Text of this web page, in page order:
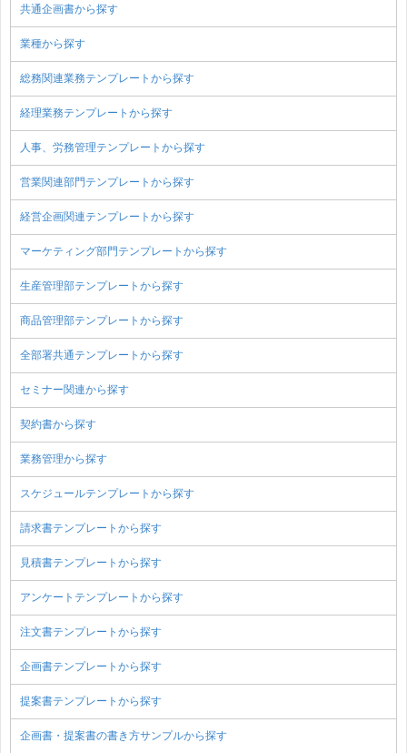
共通企画書から探す
業種から探す
総務関連業務テンプレートから探す
経理業務テンプレートから探す
人事、労務管理テンプレートから探す
営業関連部門テンプレートから探す
経営企画関連テンプレートから探す
マーケティング部門テンプレートから探す
生産管理部テンプレートから探す
商品管理部テンプレートから探す
全部署共通テンプレートから探す
セミナー関連から探す
契約書から探す
業務管理から探す
スケジュールテンプレートから探す
請求書テンプレートから探す
見積書テンプレートから探す
アンケートテンプレートから探す
注文書テンプレートから探す
企画書テンプレートから探す
提案書テンプレートから探す
企画書・提案書の書き方サンプルから探す